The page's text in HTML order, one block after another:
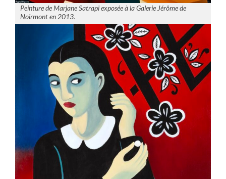
Peinture de Marjane Satrapi exposée à la Galerie Jérôme de
Noirmont en 2013.